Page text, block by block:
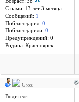
Возраст: 38
С нами: 13 лет 3 месяцa
Сообщений: 1
Поблагодарил: 0
Поблагодарили: 0
Предупреждений: 0
Родина: Красноярск
Groz
Водители